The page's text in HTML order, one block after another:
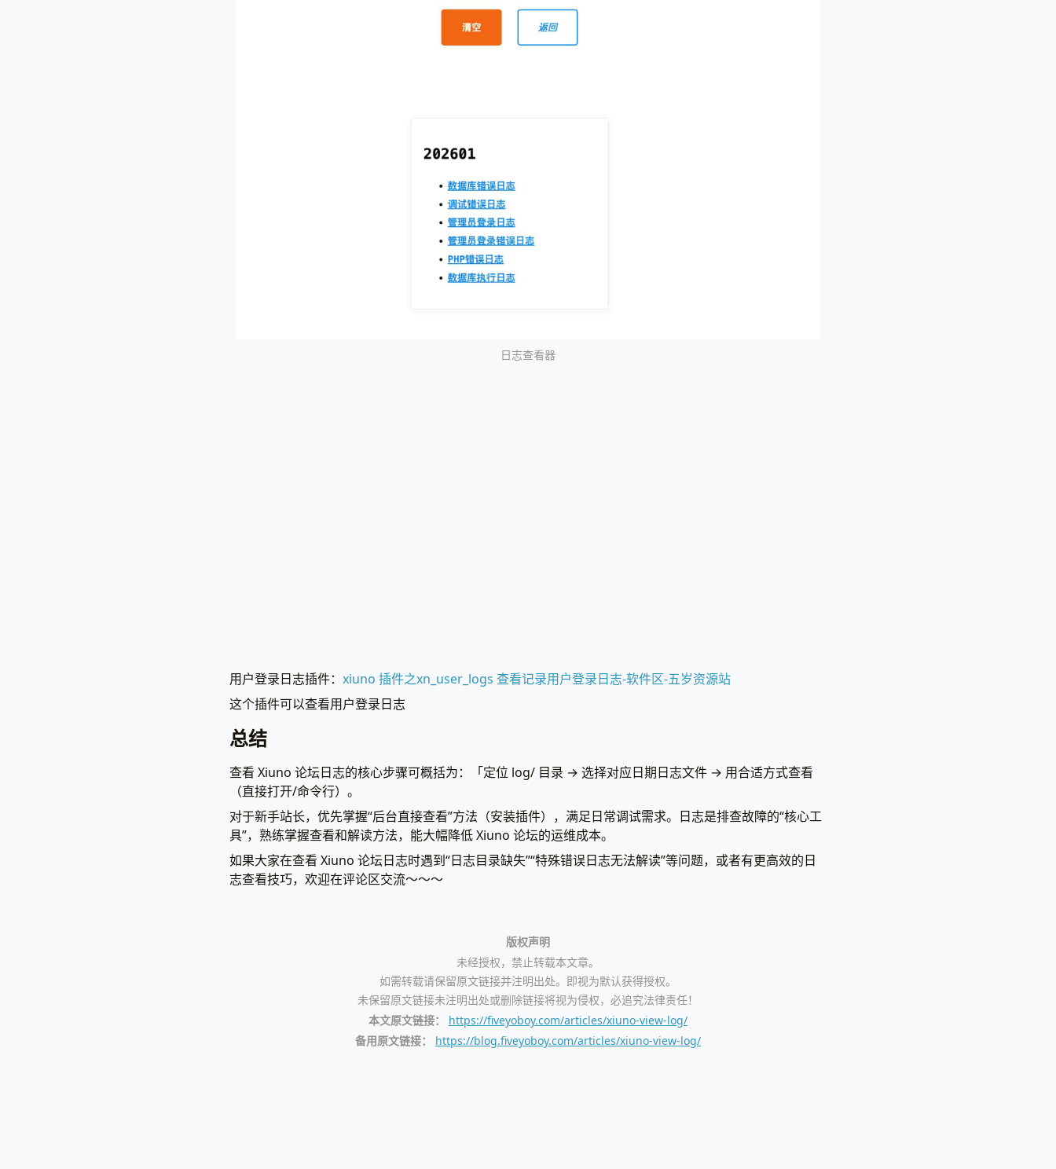
日志查看器
用户登录日志插件： xiuno 插件之xn_user_logs 查看记录用户登录日志-软件区-五岁资源站
这个插件可以查看用户登录日志
总结
查看 Xiuno 论坛日志的核心步骤可概括为：「定位 log/ 目录 → 选择对应日期日志文件 → 用合适方式查看
（直接打开/命令行）。
对于新手站长，优先掌握“后台直接查看”方法（安装插件），满足日常调试需求。日志是排查故障的“核心工
具”，熟练掌握查看和解读方法，能大幅降低 Xiuno 论坛的运维成本。
如果大家在查看 Xiuno 论坛日志时遇到“日志目录缺失”“特殊错误日志无法解读”等问题，或者有更高效的日
志查看技巧，欢迎在评论区交流～～～
版权声明
未经授权，禁止转载本文章。
如需转载请保留原文链接并注明出处。即视为默认获得授权。
未保留原文链接未注明出处或删除链接将视为侵权，必追究法律责任！
本文原文链接：
https://fiveyoboy.com/articles/xiuno-view-log/
备用原文链接：
https://blog.fiveyoboy.com/articles/xiuno-view-log/